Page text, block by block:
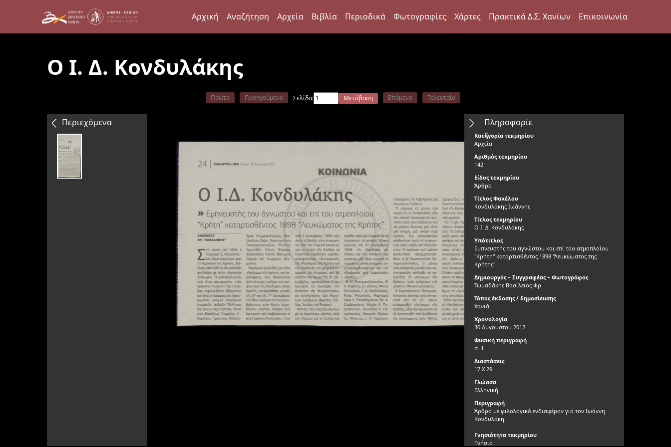
Αρχική Αναζήτηση Αρχεία Βιβλία Περιοδικά Φωτογραφίες Χάρτες Πρακτικά Δ.Σ. Χανίων Επικοινωνία
Ο Ι. Δ. Κονδυλάκης
Περιεχόμενα
Πρώτο Προηγούμενο Σελίδα: Μετάβαση Επόμενο Τελευταίο
Πληροφορίε
ς
Κατηγορία τεκμηρίου
Αρχεία
Αριθμός τεκμηρίου
142
Είδος τεκμηρίου
Άρθρο
Τίτλος Φακέλου
Κονδυλάκης Ιωάννης
Τίτλος τεκμηρίου
Ο Ι. Δ. Κονδυλάκης
Υπότιτλος
Εμπνευστής του αγνώστου και επί του ατμοπλοίου
"Κρήτη" καταρτισθέντος 1898 "Λευκώματος της
Κρήτης"
Δημιουργός – Συγγραφέας – Φωτογράφος
Τωμαδάκης Βασίλειος Φρ.
Τόπος έκδοσης / δημοσίευσης
Χανιά
Χρονολογία
30 Αυγούστου 2012
Φυσική περιγραφή
σ. 1
Διαστάσεις
17 Χ 29
Γλώσσα
Ελληνική
Περιγραφή
Άρθρο με φιλολογικό ενδιαφέρον για τον Ιωάννη
Κονδυλάκη
Γνησιότητα τεκμηρίου
Γνήσιο